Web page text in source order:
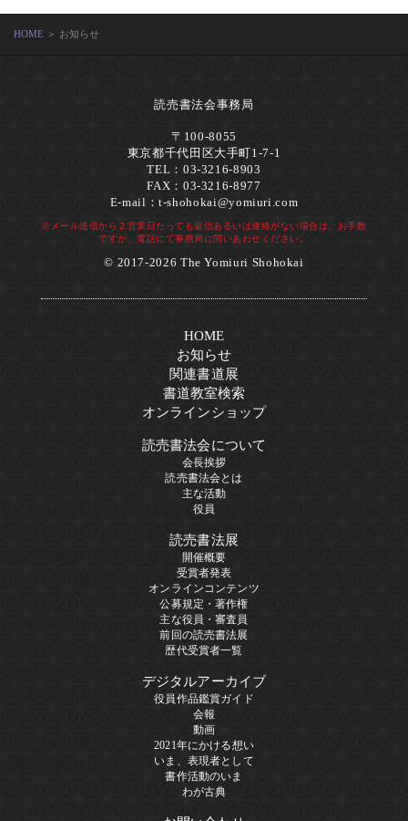
HOME ＞ お知らせ
読売書法会事務局
〒100-8055
東京都千代田区大手町1-7-1
TEL：03-3216-8903
FAX：03-3216-8977
E-mail：t-shohokai@yomiuri.com
※メール送信から２営業日たっても返信あるいは連絡がない場合は、お手数
ですが、電話にて事務局に問いあわせください。
© 2017-2026 The Yomiuri Shohokai
HOME
お知らせ
関連書道展
書道教室検索
オンラインショップ
読売書法会について
会長挨拶
読売書法会とは
主な活動
役員
読売書法展
開催概要
受賞者発表
オンラインコンテンツ
公募規定・著作権
主な役員・審査員
前回の読売書法展
歴代受賞者一覧
デジタルアーカイブ
役員作品鑑賞ガイド
会報
動画
2021年にかける想い
いま、表現者として
書作活動のいま
わが古典